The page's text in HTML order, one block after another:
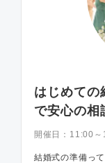
はじめての
で安心の相
開催日： 11:00～
結婚式の準備っ